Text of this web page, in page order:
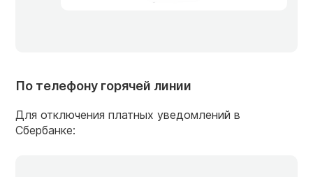
По телефону горячей линии
Для отключения платных уведомлений в
Сбербанке: